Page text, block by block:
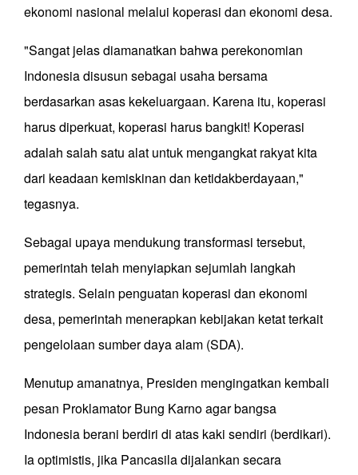
ekonomi nasional melalui koperasi dan ekonomi desa.
"Sangat jelas diamanatkan bahwa perekonomian
Indonesia disusun sebagai usaha bersama
berdasarkan asas kekeluargaan. Karena itu, koperasi
harus diperkuat, koperasi harus bangkit! Koperasi
adalah salah satu alat untuk mengangkat rakyat kita
dari keadaan kemiskinan dan ketidakberdayaan,"
tegasnya.
Sebagai upaya mendukung transformasi tersebut,
pemerintah telah menyiapkan sejumlah langkah
strategis. Selain penguatan koperasi dan ekonomi
desa, pemerintah menerapkan kebijakan ketat terkait
pengelolaan sumber daya alam (SDA).
Menutup amanatnya, Presiden mengingatkan kembali
pesan Proklamator Bung Karno agar bangsa
Indonesia berani berdiri di atas kaki sendiri (berdikari).
Ia optimistis, jika Pancasila dijalankan secara